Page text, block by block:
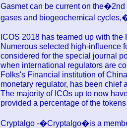
Gasmet can be current on
gases and biogeochemical
ICOS 2018 has teamed up with
Numerous selected high-influence
considered for the special journal
when international regulators are
Folks's Financial institution of
monetary regulator, has been chief
The majority of ICOs up to now
provided a percentage of the
Cryptalgo -�Cryptalgo�is a